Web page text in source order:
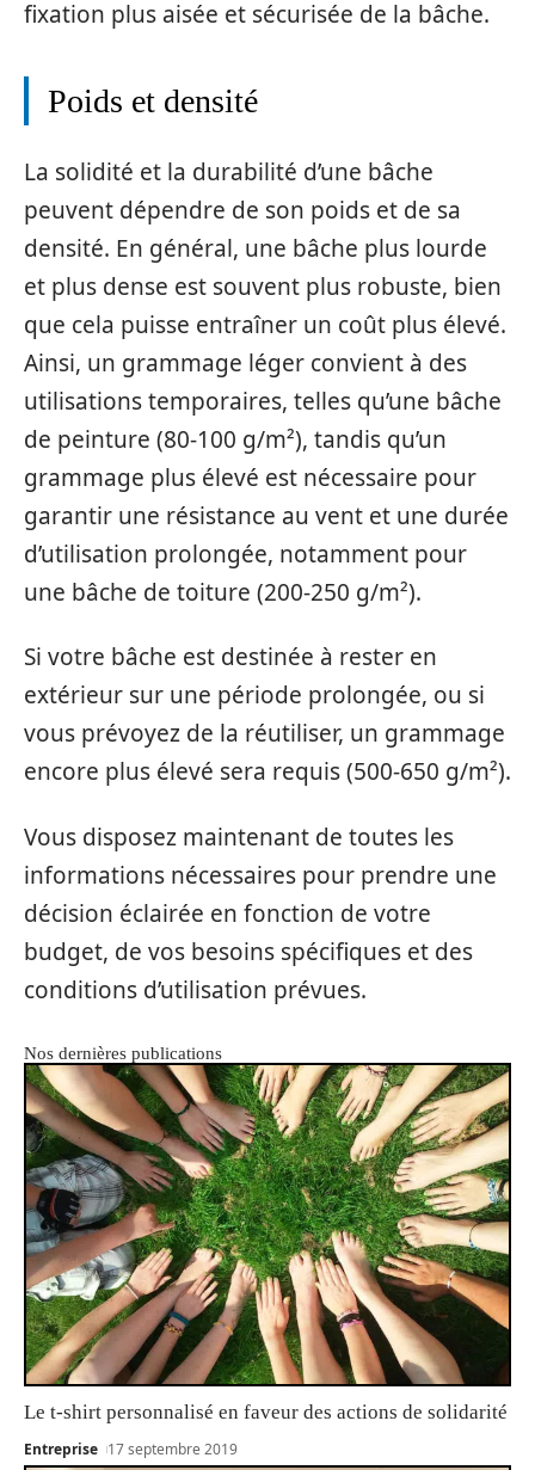
fixation plus aisée et sécurisée de la bâche.
Poids et densité
La solidité et la durabilité d’une bâche
peuvent dépendre de son poids et de sa
densité. En général, une bâche plus lourde
et plus dense est souvent plus robuste, bien
que cela puisse entraîner un coût plus élevé.
Ainsi, un grammage léger convient à des
utilisations temporaires, telles qu’une bâche
de peinture (80-100 g/m²), tandis qu’un
grammage plus élevé est nécessaire pour
garantir une résistance au vent et une durée
d’utilisation prolongée, notamment pour
une bâche de toiture (200-250 g/m²).
Si votre bâche est destinée à rester en
extérieur sur une période prolongée, ou si
vous prévoyez de la réutiliser, un grammage
encore plus élevé sera requis (500-650 g/m²).
Vous disposez maintenant de toutes les
informations nécessaires pour prendre une
décision éclairée en fonction de votre
budget, de vos besoins spécifiques et des
conditions d’utilisation prévues.
Nos dernières publications
Le t-shirt personnalisé en faveur des actions de solidarité
Entreprise 17 septembre 2019